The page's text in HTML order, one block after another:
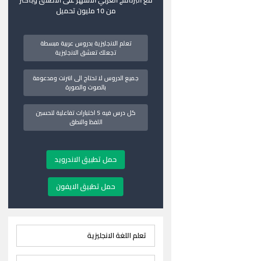
من 10 مليون تحميل
تعلم الانجليزية بدروس عربية مبسطة
تجعلك تعشق الانجليزية
جميع الدروس لا تحتاج الى انترنت ومدعومة
بالصوت والصورة
كل درس فيه 5 اختبارات تفاعلية لتحسين
اللفظ والنطق
حمل تطبيق الاندرويد
حمل تطبيق الايفون
تعلم اللغة الانجليزية